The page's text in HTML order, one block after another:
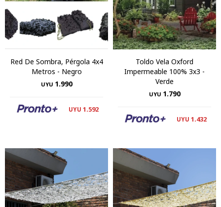
Red De Sombra, Pérgola 4x4
Metros - Negro
UYU 1.990
UYU 1.592
Toldo Vela Oxford
Impermeable 100% 3x3 -
Verde
UYU 1.790
UYU 1.432